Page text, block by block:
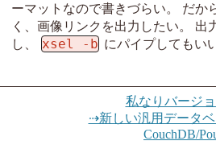
ーマットなので書きづらい。 だか
く、画像リンクを出力したい。 出
し、
xsel -b にパイプしてもい
私なりバージ
⇢新しい汎用データ
CouchDB/